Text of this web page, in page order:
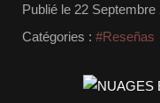
Publié le 22 Septembre
Catégories : #Reseñas